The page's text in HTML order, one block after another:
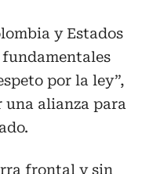
y Estados
por la ley”,
una alianza para
frontal y sin